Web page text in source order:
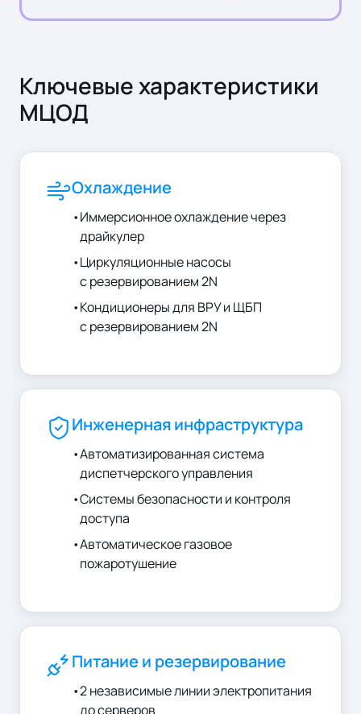
Ключевые характеристики
МЦОД
Охлаждение
•Иммерсионное охлаждение через
драйкулер
•Циркуляционные насосы
с резервированием 2N
•Кондиционеры для ВРУ и ЩБП
с резервированием 2N
Инженерная инфраструктура
•Автоматизированная система
диспетчерского управления
•Системы безопасности и контроля
доступа
•Автоматическое газовое
пожаротушение
Питание и резервирование
•2 независимые линии электропитания
до серверов